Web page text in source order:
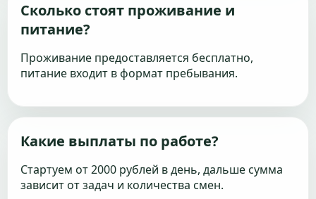
Сколько стоят проживание и
питание?
Проживание предоставляется бесплатно,
питание входит в формат пребывания.
Какие выплаты по работе?
Стартуем от 2000 рублей в день, дальше сумма
зависит от задач и количества смен.